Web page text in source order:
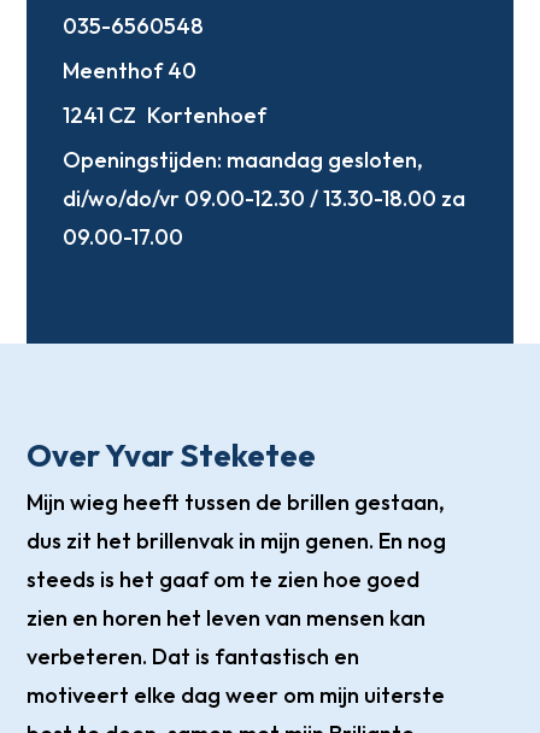
035-6560548
Meenthof 40
1241 CZ Kortenhoef
Openingstijden: maandag gesloten,
di/wo/do/vr 09.00-12.30 / 13.30-18.00 za
09.00-17.00
Over Yvar Steketee
Mijn wieg heeft tussen de brillen gestaan,
dus zit het brillenvak in mijn genen. En nog
steeds is het gaaf om te zien hoe goed
zien en horen het leven van mensen kan
verbeteren. Dat is fantastisch en
motiveert elke dag weer om mijn uiterste